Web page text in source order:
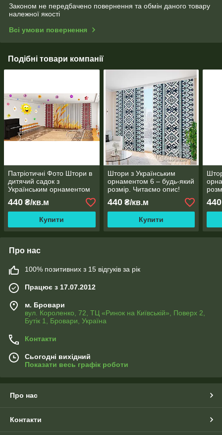
Законом не передбачено повернення та обмін даного товару
належної якості
Всі умови повернення
Подібні товари компанії
Патріотичні Фото Штори в
дитячий садок з
Українським орнаментом
та пшеницею - Будь-який
розмір! Читаємо опис!
440 ₴/кв.м
Купити
Штори з Українським
орнаментом 6 – будь-який
розмір. Читаємо опис!
440₴/кв.м
Купити
440
Про нас
100% позитивних з 15 відгуків за рік
Працює з 17.07.2012
м. Бровари
вул. Короленко, 72, ТЦ «Ринок на Київській», Поверх 2,
Бутік 1, Бровари, Україна
Контакти
Сьогодні вихідний
Показати весь графік роботи
Про нас
Контакти